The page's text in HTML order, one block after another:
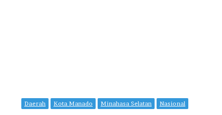
Daerah Kota Manado Minahasa Selatan Nasional